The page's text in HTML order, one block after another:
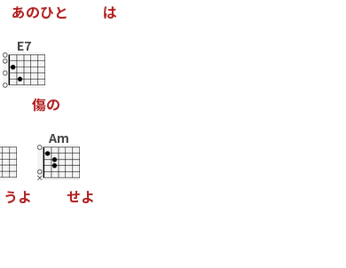
あのひと は
E7
傷の
う よ
Am
せよ